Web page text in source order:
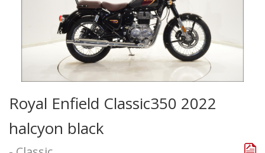
Royal Enfield Classic350 2022
halcyon black